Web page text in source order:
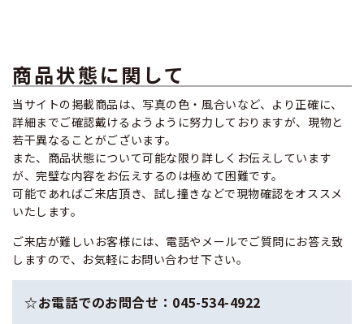
商品状態に関して
当サイトの掲載商品は、写真の色・風合いなど、より正確に、
詳細までご確認戴けるようように努力しておりますが、現物と
若干異なることがございます。
また、商品状態について可能な限り詳しくお伝えしています
が、完璧な内容をお伝えするのは極めて困難です。
可能であればご来店頂き、試し撞きなどで現物確認をオススメ
いたします。
ご来店が難しいお客様には、電話やメールでご質問にお答え致
しますので、お気軽にお問い合わせ下さい。
☆お電話でのお問合せ：045-534-4922